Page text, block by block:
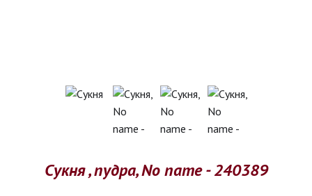
Cукня , пудра, No name - 240389